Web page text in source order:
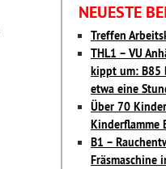
NEUESTE
Treffen
THL1 – VU
kippt um: B85
etwa eine
Über 70
Kinderflamme
B1 –
Fräsmaschine